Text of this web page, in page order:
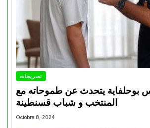
تصريحات
بوحلفاية يتحدث عن طموحاته مع
المنتخب و شباب قسنطينة
Octobre 8, 2024